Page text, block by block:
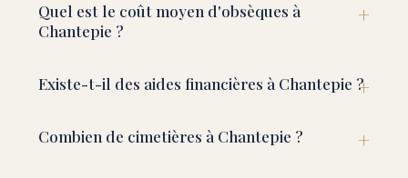
Quel est le coût moyen d'obsèques à
Chantepie ?
Existe-t-il des aides financières à Chantepie ?
Combien de cimetières à Chantepie ?